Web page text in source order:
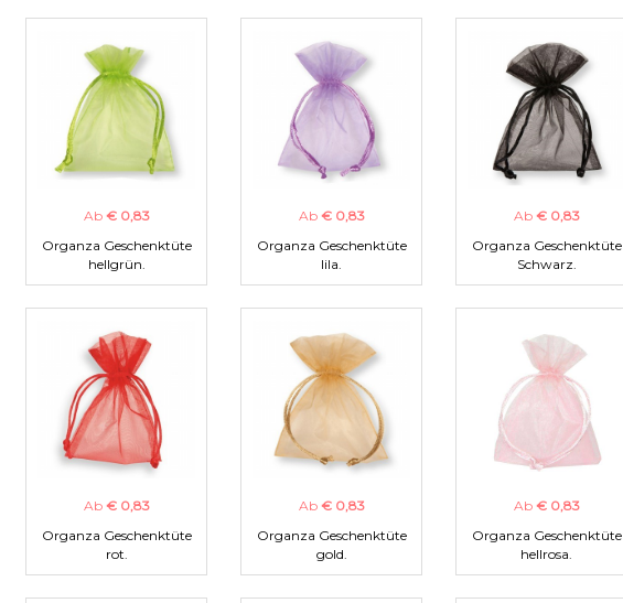
Ab € 0,83
Organza Geschenktüte
hellgrün.
Ab € 0,83
Organza Geschenktüte
lila.
Ab € 0,83
Organza Geschenktüte
Schwarz.
Ab € 0,83
Organza Geschenktüte
rot.
Ab € 0,83
Organza Geschenktüte
gold.
Ab € 0,83
Organza Geschenktüte
hellrosa.